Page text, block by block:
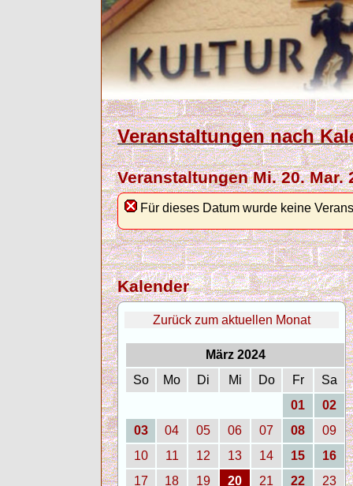
Veranstaltungen nach
Veranstaltungen Mi. 20. Mar.
Für dieses Datum wurde keine
Kalender
Zurück zum aktuellen Monat
März 2024
So
Mo Di Mi Do Fr
Sa
01
02
03
04 05 06 07 08
09
10
11 12 13 14 15
16
17
18 19 20 21 22
23